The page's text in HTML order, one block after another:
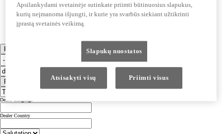
Pateikti
Pasirinkite įgaliotąjį atstovą
Dealer Language
Dealer Country
Apsilankydami svetainėje sutinkate priimti būtinuosius slapukus,
kurių neįmanoma išjungti, ir kurie yra svarbūs siekiant užtikrinti
įprastą svetainės veikimą.
Slapukų nuostatos
Atsisakyti visų Priimti visus